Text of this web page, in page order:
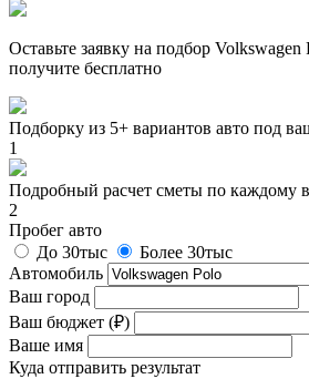
Оставьте заявку на подбор
получите бесплатно
Подборку из 5+ вариантов авто под
1
Подробный расчет сметы по каждому
2
Пробег авто
До 30тыс
Более 30тыс
Автомобиль
Ваш город
Ваш бюджет (₽)
Ваше имя
Куда отправить результат